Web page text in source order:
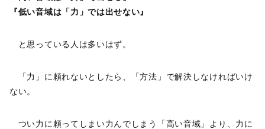
『低い音域は「力」では出せない』
と思っている人は多いはず。
「力」に頼れないとしたら、「方法」で解決しなければいけ
ない。
つい力に頼ってしまい力んでしまう「高い音域」より、力に